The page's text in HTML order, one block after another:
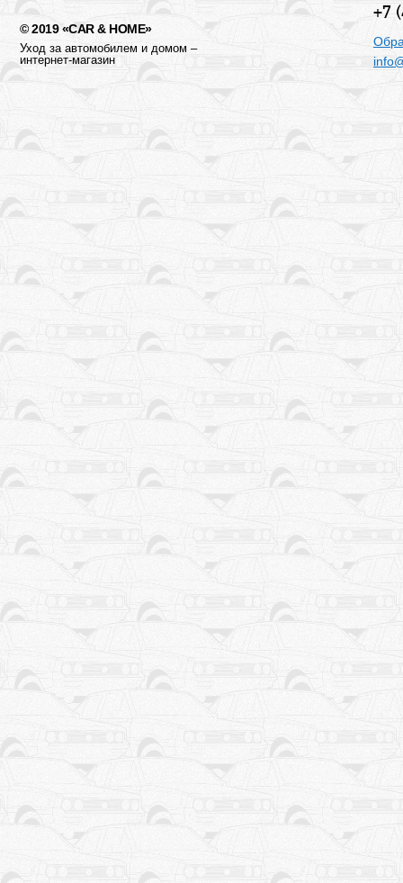
© 2019 «CAR & HOME»
Уход за автомобилем и домом –
интернет-магазин
+7